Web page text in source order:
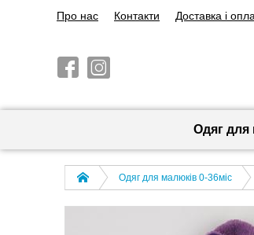
Про нас Контакти Доставка і
Одяг для
Одяг для малюків 0-36міс